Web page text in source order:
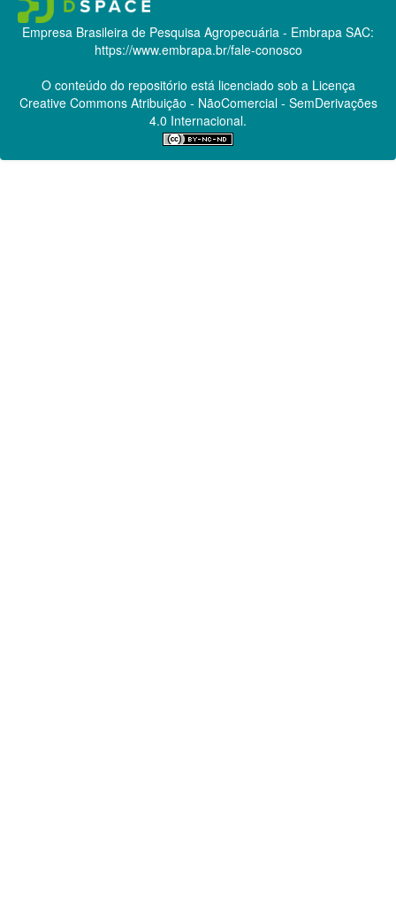
Empresa Brasileira de Pesquisa Agropecuária - Embrapa SAC:
https://www.embrapa.br/fale-conosco
O conteúdo do repositório está licenciado sob a Licença
Creative CommonsAtribuição - NãoComercial - SemDerivações
4.0 Internacional.